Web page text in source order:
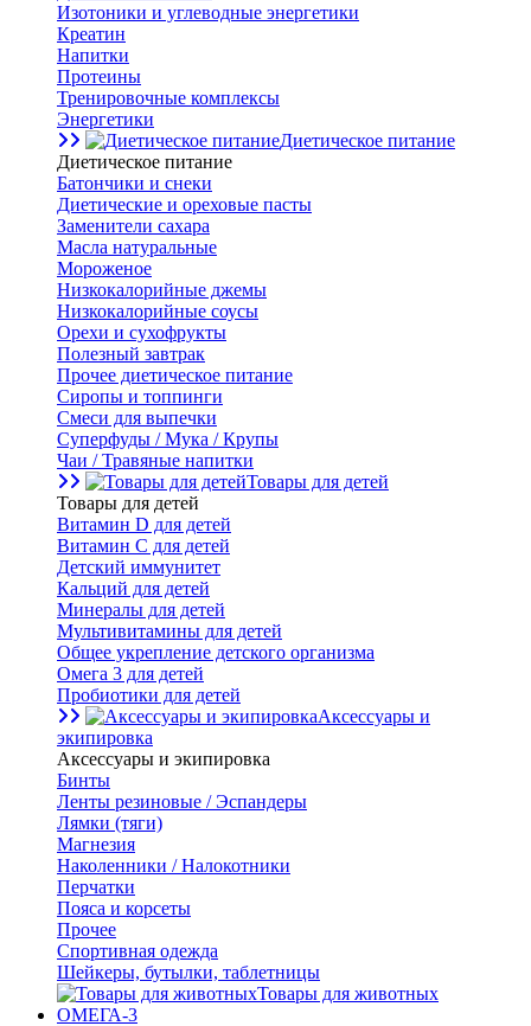
Изотоники и углеводные энергетики
Креатин
Напитки
Протеины
Тренировочные комплексы
Энергетики
Диетическое питание
Диетическое питание
Батончики и снеки
Диетические и ореховые пасты
Заменители сахара
Масла натуральные
Мороженое
Низкокалорийные джемы
Низкокалорийные соусы
Орехи и сухофрукты
Полезный завтрак
Прочее диетическое питание
Сиропы и топпинги
Смеси для выпечки
Суперфуды / Мука / Крупы
Чаи / Травяные напитки
Товары для детей
Товары для детей
Витамин D для детей
Витамин С для детей
Детский иммунитет
Кальций для детей
Минералы для детей
Мультивитамины для детей
Общее укрепление детского организма
Омега 3 для детей
Пробиотики для детей
Аксессуары и
экипировка
Аксессуары и экипировка
Бинты
Ленты резиновые / Эспандеры
Лямки (тяги)
Магнезия
Наколенники / Налокотники
Перчатки
Пояса и корсеты
Прочее
Спортивная одежда
Шейкеры, бутылки, таблетницы
Товары для животных
ОМЕГА-3